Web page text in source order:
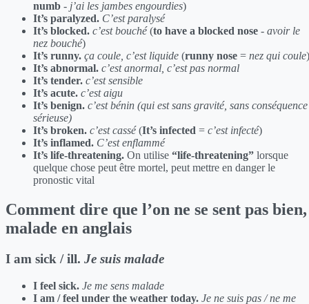
numb - j’ai les jambes engourdies)
It’s paralyzed. C’est paralysé
It’s blocked. c’est bouché(to have a blocked nose - avoir le
nez bouché)
It’s runny. ça coule, c’est liquide (runny nose = nez qui coule)
It’s abnormal. c’est anormal, c’est pas normal
It’s tender. c’est sensible
It’s acute. c’est aigu
It’s benign. c’est bénin (qui est sans gravité, sans conséquence
sérieuse)
It’s broken. c’est cassé(It’s infected = c’est infecté)
It’s inflamed. C’est enflammé
It’s life-threatening. On utilise “life-threatening” lorsque
quelque chose peut être mortel, peut mettre en danger le
pronostic vital
Comment dire que l’on ne se sent pas bien,
malade en anglais
I am sick / ill. Je suis malade
I feel sick. Je me sens malade
I am / feel under the weather today. Je ne suis pas / ne me